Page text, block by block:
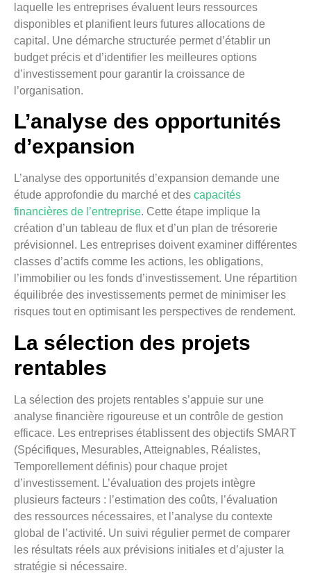
laquelle les entreprises évaluent leurs ressources
disponibles et planifient leurs futures allocations de
capital. Une démarche structurée permet d’établir un
budget précis et d’identifier les meilleures options
d’investissement pour garantir la croissance de
l’organisation.
L’analyse des opportunités
d’expansion
L’analyse des opportunités d’expansion demande une
étude approfondie du marché et des capacités
financières de l’entreprise. Cette étape implique la
création d’un tableau de flux et d’un plan de trésorerie
prévisionnel. Les entreprises doivent examiner différentes
classes d’actifs comme les actions, les obligations,
l’immobilier ou les fonds d’investissement. Une répartition
équilibrée des investissements permet de minimiser les
risques tout en optimisant les perspectives de rendement.
La sélection des projets
rentables
La sélection des projets rentables s’appuie sur une
analyse financière rigoureuse et un contrôle de gestion
efficace. Les entreprises établissent des objectifs SMART
(Spécifiques, Mesurables, Atteignables, Réalistes,
Temporellement définis) pour chaque projet
d’investissement. L’évaluation des projets intègre
plusieurs facteurs : l’estimation des coûts, l’évaluation
des ressources nécessaires, et l’analyse du contexte
global de l’activité. Un suivi régulier permet de comparer
les résultats réels aux prévisions initiales et d’ajuster la
stratégie si nécessaire.